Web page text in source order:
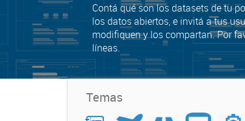
Contá qué son los datasets de tu
los datos abiertos, e invitá a tus
modifiquen y los compartan. Por
líneas.
Temas